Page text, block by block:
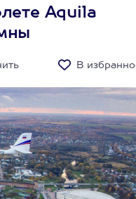
Aquila
В